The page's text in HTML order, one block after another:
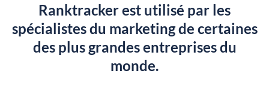
Ranktracker est utilisé par les
spécialistes du marketing de certaines
des plus grandes entreprises du
monde.